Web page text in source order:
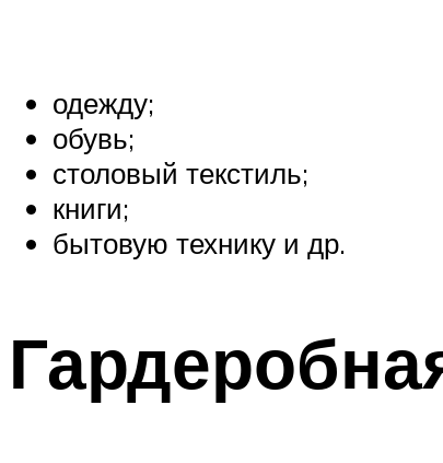
одежду;
обувь;
столовый текстиль;
книги;
бытовую технику и др.